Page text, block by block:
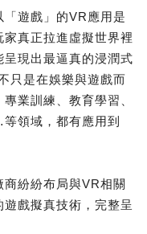
遊戲」的VR應用是
真正拉進虛擬世界裡
現出最逼真的浸潤式
只是在娛樂與遊戲而
業訓練、教育學習、
領域，都有應用到
紛紛布局與VR相關
戲擬真技術，完整呈